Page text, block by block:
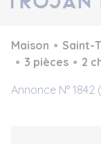
Maison Saint-
3 pièces
2
Annonce N°